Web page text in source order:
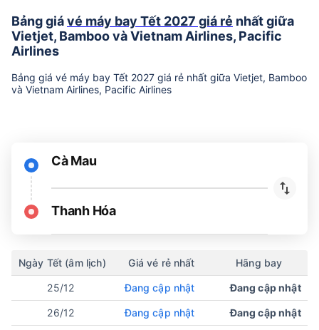
Bảng giávé máy bay Tết 2027 giá rẻ nhất giữa
Vietjet, Bamboo và Vietnam Airlines, Pacific
Airlines
Bảng giá vé máy bay Tết 2027 giá rẻ nhất giữa Vietjet, Bamboo
và Vietnam Airlines, Pacific Airlines
Cà Mau
Thanh Hóa
Ngày Tết (âm lịch) Giá vé rẻ nhất Hãng bay
25/12 Đang cập nhật Đang cập nhật
26/12 Đang cập nhật Đang cập nhật